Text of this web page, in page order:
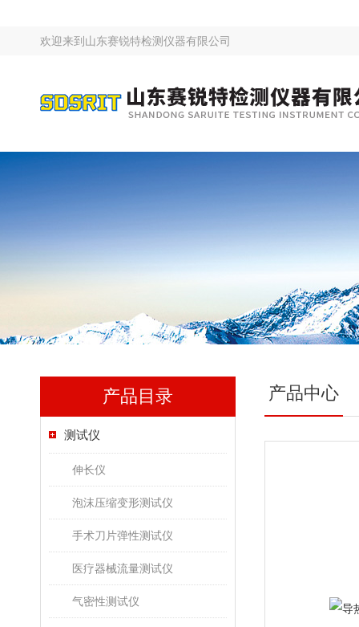
欢迎来到 山东赛锐特检测仪器有限公司
产品目录
测试仪
伸长仪
泡沫压缩变形测试仪
手术刀片弹性测试仪
医疗器械流量测试仪
气密性测试仪
产品中心